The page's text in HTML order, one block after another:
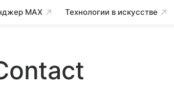
MAX Технологии в искусстве